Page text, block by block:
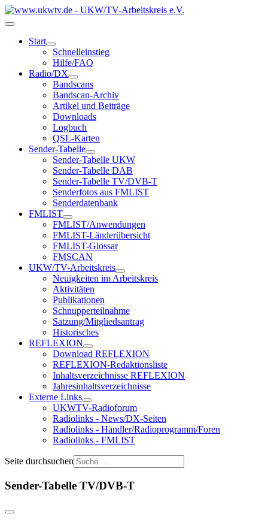
Start
Schnelleinstieg
Hilfe/FAQ
Radio/DX
Bandscans
Bandscan-Archiv
Artikel und Beiträge
Downloads
Logbuch
QSL-Karten
Sender-Tabelle
Sender-Tabelle UKW
Sender-Tabelle DAB
Sender-Tabelle TV/DVB-T
Senderfotos aus FMLIST
Senderdatenbank
FMLIST
FMLIST/Anwendungen
FMLIST-Länderübersicht
FMLIST-Glossar
FMSCAN
UKW/TV-Arbeitskreis
Neuigkeiten im Arbeitskreis
Aktivitäten
Publikationen
Schnupperteilnahme
Satzung/Mitgliedsantrag
Historisches
REFLEXION
Download REFLEXION
REFLEXION-Redaktionsliste
Inhaltsverzeichnisse REFLEXION
Jahresinhaltsverzeichnisse
Externe Links
UKWTV-Radioforum
Radiolinks - News/DX-Seiten
Radiolinks - Händler/Radioprogramm/Foren
Radiolinks - FMLIST
Seite durchsuchen
Sender-Tabelle TV/DVB-T